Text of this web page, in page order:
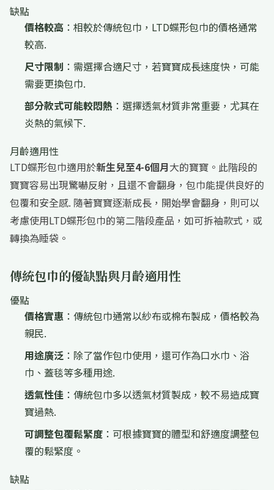
缺點
價格較高 ：相較於傳統包巾，LTD蝶形包巾的價格通常
較高.
尺寸限制 ：需選擇合適尺寸，若寶寶成長速度快，可能
需要更換包巾.
部分款式可能較悶熱 ：選擇透氣材質非常重要，尤其在
炎熱的氣候下.
月齡適用性
LTD蝶形包巾適用於新生兒至4-6個月大的寶寶。此階段的
寶寶容易出現驚嚇反射，且還不會翻身，包巾能提供良好的
包覆和安全感. 隨著寶寶逐漸成長，開始學會翻身，則可以
考慮使用LTD蝶形包巾的第二階段產品，如可拆袖款式，或
轉換為睡袋。
傳統包巾的優缺點與月齡適用性
優點
價格實惠 ：傳統包巾通常以紗布或棉布製成，價格較為
親民.
用途廣泛 ：除了當作包巾使用，還可作為口水巾、浴
巾、蓋毯等多種用途.
透氣性佳 ：傳統包巾多以透氣材質製成，較不易造成寶
寶過熱.
可調整包覆鬆緊度 ：可根據寶寶的體型和舒適度調整包
覆的鬆緊度。
缺點